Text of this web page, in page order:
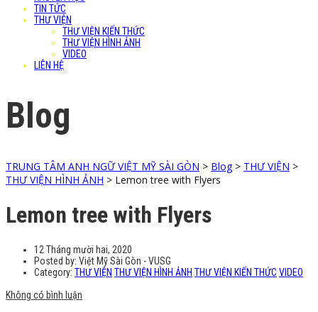
TIN TỨC
THƯ VIỆN
THƯ VIỆN KIẾN THỨC
THƯ VIỆN HÌNH ẢNH
VIDEO
LIÊN HỆ
Blog
TRUNG TÂM ANH NGỮ VIỆT MỸ SÀI GÒN > Blog> THƯ VIỆN >
THƯ VIỆN HÌNH ẢNH > Lemon tree with Flyers
Lemon tree with Flyers
12 Tháng mười hai, 2020
Posted by: Việt Mỹ Sài Gòn - VUSG
Category: THƯ VIỆN THƯ VIỆN HÌNH ẢNH THƯ VIỆN KIẾN THỨC VIDEO
Không có bình luận